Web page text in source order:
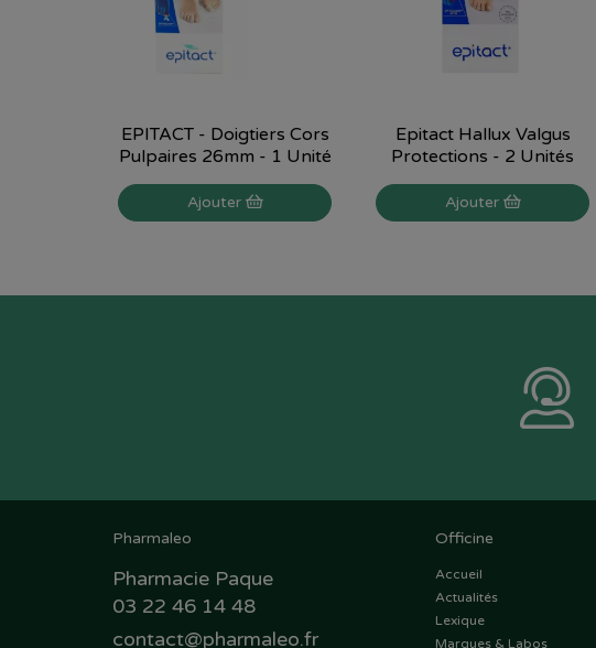
EPITACT - Doigtiers Cors
Pulpaires 26mm - 1 Unité
Ajouter
Epitact Hallux Valgus
Protections - 2 Unités
Ajouter
Pharmaleo
Pharmacie Paque
03 22 46 14 48
contact@pharmaleo.fr
Officine
Accueil
Actualités
Lexique
Marques & Labos